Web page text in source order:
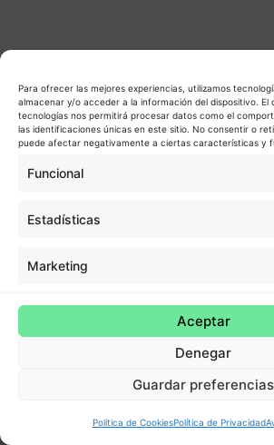
Para ofrecer las mejores experiencias, utilizamos
almacenar y/o acceder a la información del dispositivo. El
tecnologías nos permitirá procesar datos como el
las identificaciones únicas en este sitio. No consentir o
puede afectar negativamente a ciertas características y
Funcional
Estadísticas
Marketing
Aceptar
Denegar
Guardar preferencias
Política de CookiesPolítica de Privacidad